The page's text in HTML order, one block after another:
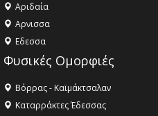
Αριδαία
Aρνισσα
Eδεσσα
Φυσικές Ομορφιές
Βόρρας - Καϊμάκτσαλαν
Καταρράκτες Έδεσσας